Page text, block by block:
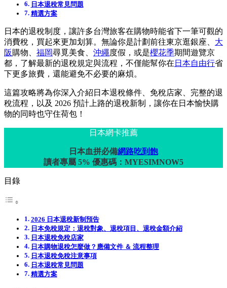
日本退稅常見問題
精選方案
日本的退稅制度，讓許多台灣旅客在購物時能省下一筆可觀的
消費稅，買起來更加划算。無論你是計劃前往東京逛銀座、 大
阪購物、 福岡尋覓美食、 沖繩度假，或是櫻花季期間遊覽京
都，了解最新的退稅規定與流程，不僅能幫你在 日本自由行省
下更多旅費，還能避免不必要的麻煩。
這篇攻略將為你深入介紹日本退稅條件、免稅店家、完整的退
稅流程，以及 2026 預計上路的退稅新制，讓你在日本愉快購
物的同時也守住荷包！
日本網卡推薦
日本血拼必備網路吃到飽
讀者專屬 5% 優惠碼：MYESIMNOW5
目錄
2026 日本退稅新制預告
日本免稅規定：退稅對象、退稅項目、退稅金額介紹
日本退稅免稅店家
日本購物退稅怎麼做？應備文件 ＆ 流程整理
日本退稅免稅注意事項
日本退稅常見問題
精選方案